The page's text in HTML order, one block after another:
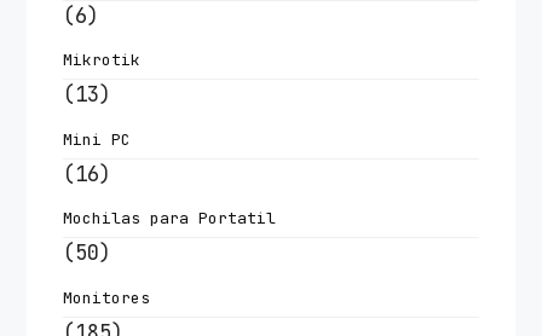
(6)
Mikrotik
(13)
Mini PC
(16)
Mochilas para Portatil
(50)
Monitores